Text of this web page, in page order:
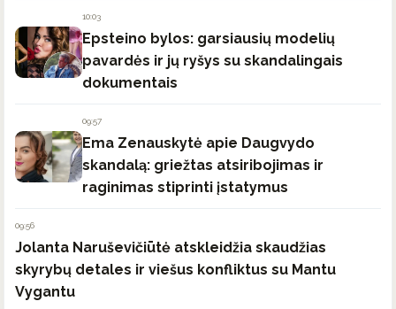
10:03
Epsteino bylos: garsiausių modelių
pavardės ir jų ryšys su skandalingais
dokumentais
09:57
Ema Zenauskytė apie Daugvydo
skandalą: griežtas atsiribojimas ir
raginimas stiprinti įstatymus
09:56
Jolanta Naruševičiūtė atskleidžia skaudžias
skyrybų detales ir viešus konfliktus su Mantu
Vygantu